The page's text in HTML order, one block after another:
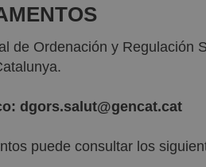
de Ordenación y Regulación
dgors.salut@gencat.cat
puede consultar los